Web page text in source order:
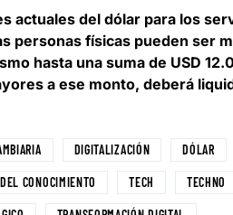
actuales del dólar para los
personas físicas pueden ser
hasta una suma de USD
a ese monto, deberá
DIGITALIZACIÓN DÓLAR
CONOCIMIENTO TECH TECHNO